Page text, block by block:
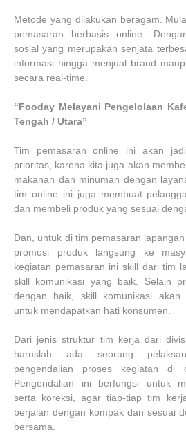
Metode yang dilakukan beragam.
pemasaran berbasis online.
sosial yang merupakan senjata
informasi hingga menjual brand
secara real-time.
“Fooday Melayani Pengelolaan
Tengah / Utara”
Tim pemasaran online ini akan
prioritas, karena kita juga akan
makanan dan minuman dengan
tim online ini juga membuat
dan membeli produk yang sesuai
Dan, untuk di tim pemasaran
promosi produk langsung ke
kegiatan pemasaran ini skill dari tim
skill komunikasi yang baik. Selain
dengan baik, skill komunikasi akan
untuk mendapatkan hati konsumen.
Dari jenis struktur tim kerja dari
haruslah ada seorang
pengendalian proses kegiatan
Pengendalian ini berfungsi untuk
serta koreksi, agar tiap-tiap tim
berjalan dengan kompak dan sesuai
bersama.